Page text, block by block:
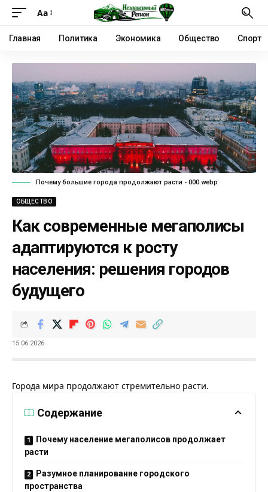
Аа
Главная Политика Экономика Общество Спорт
Почему большие города продолжают расти - 000.webp
ОБЩЕСТВО
Как современные мегаполисы
адаптируются к росту
населения: решения городов
будущего
15.06.2026
Города мира продолжают стремительно расти.
Содержание
Почему население мегаполисов продолжает
расти
Разумное планирование городского
пространства